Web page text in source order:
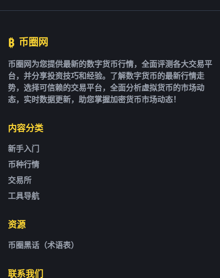
₿ 币圈网
币圈网为您提供最新的数字货币行情，全面评测各大交易平
台，并分享投资技巧和经验。了解数字货币的最新行情走
势，选择可信赖的交易平台，全面分析虚拟货币的市场动
态，实时数据更新，助您掌握加密货币市场动态！
内容分类
新手入门
币种行情
交易所
工具导航
资源
币圈黑话（术语表）
联系我们